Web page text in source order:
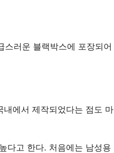
러운 블랙박스에 포장되어
에서 제작되었다는 점도
다고 한다. 처음에는 남성용